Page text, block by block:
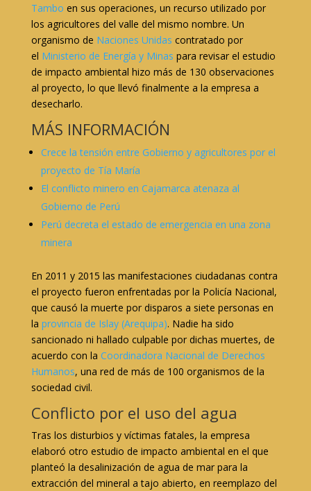
Tambo en sus operaciones, un recurso utilizado por
los agricultores del valle del mismo nombre. Un
organismo de Naciones Unidas contratado por
el Ministerio de Energía y Minas para revisar el estudio
de impacto ambiental hizo más de 130 observaciones
al proyecto, lo que llevó finalmente a la empresa a
desecharlo.
MÁS INFORMACIÓN
Crece la tensión entre Gobierno y agricultores por el
proyecto de Tía María
El conflicto minero en Cajamarca atenaza al
Gobierno de Perú
Perú decreta el estado de emergencia en una zona
minera
En 2011 y 2015 las manifestaciones ciudadanas contra
el proyecto fueron enfrentadas por la Policía Nacional,
que causó la muerte por disparos a siete personas en
la provincia de Islay (Arequipa). Nadie ha sido
sancionado ni hallado culpable por dichas muertes, de
acuerdo con la Coordinadora Nacional de Derechos
Humanos, una red de más de 100 organismos de la
sociedad civil.
Conflicto por el uso del agua
Tras los disturbios y víctimas fatales, la empresa
elaboró otro estudio de impacto ambiental en el que
planteó la desalinización de agua de mar para la
extracción del mineral a tajo abierto, en reemplazo del